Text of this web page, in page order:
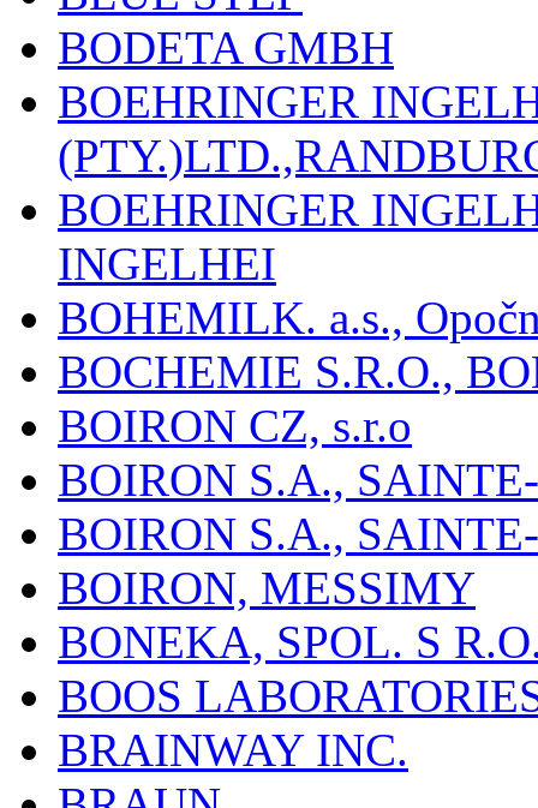
BODETA GMBH
BOEHRINGER
BOEHRINGER
INGELHEI
BOHEMILK. a.s.,
BOCHEMIE S.R.O.,
BOIRON CZ, s.r.o
BOIRON S.A.,
BOIRON S.A.,
BOIRON, MESSIMY
BONEKA, SPOL. S
BOOS
BRAINWAY INC.